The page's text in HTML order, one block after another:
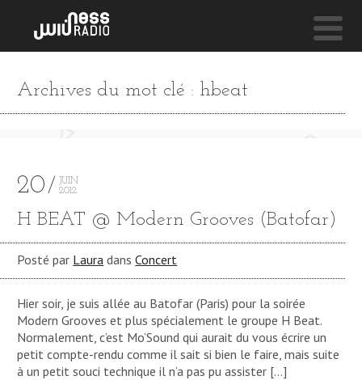
SKYLINE 4
NESS LIVE !
Archives du mot clé : hbeat
20
JUIN
2012
H BEAT @ Modern Grooves (Batofar)
Posté par Laura dansConcert
Hier soir, je suis allée au Batofar (Paris) pour la soirée
Modern Grooves et plus spécialement le groupe H Beat.
Normalement, c’est Mo’Sound qui aurait du vous écrire un
petit compte-rendu comme il sait si bien le faire, mais suite
à un petit souci technique il n’a pas pu assister […]